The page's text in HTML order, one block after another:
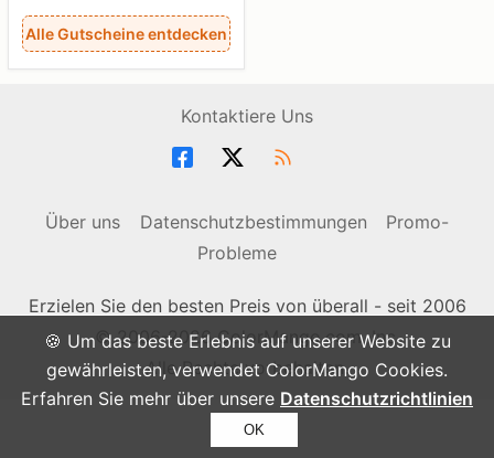
🍪 Um das beste Erlebnis auf unserer Website zu
gewährleisten, verwendet ColorMango Cookies.
Erfahren Sie mehr über unsere Datenschutzrichtlinien
OK
Alle Gutscheine entdecken
Kontaktiere Uns
Über uns Datenschutzbestimmungen
Promo-
Probleme
Erzielen Sie den besten Preis von überall - seit 2006
© 2006-2026 ColorMango.com, Inc.
Alle Rechte vorbehalten.